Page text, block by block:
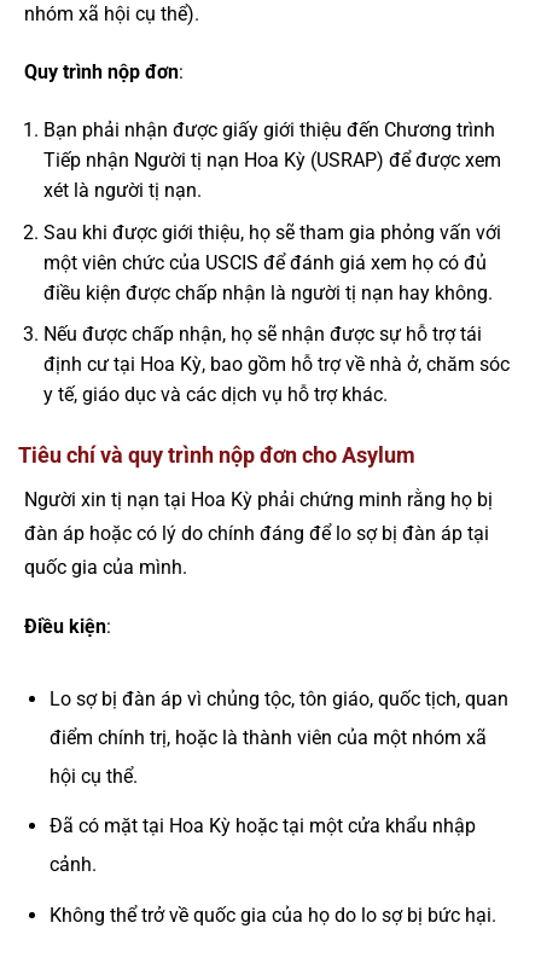
nhóm xã hội cụ thể).
Quy trình nộp đơn:
Bạn phải nhận được giấy giới thiệu đến Chương trình
Tiếp nhận Người tị nạn Hoa Kỳ (USRAP) để được xem
xét là người tị nạn.
Sau khi được giới thiệu, họ sẽ tham gia phỏng vấn với
một viên chức của USCIS để đánh giá xem họ có đủ
điều kiện được chấp nhận là người tị nạn hay không.
Nếu được chấp nhận, họ sẽ nhận được sự hỗ trợ tái
định cư tại Hoa Kỳ, bao gồm hỗ trợ về nhà ở, chăm sóc
y tế, giáo dục và các dịch vụ hỗ trợ khác.
Tiêu chí và quy trình nộp đơn cho Asylum
Người xin tị nạn tại Hoa Kỳ phải chứng minh rằng họ bị
đàn áp hoặc có lý do chính đáng để lo sợ bị đàn áp tại
quốc gia của mình.
Điều kiện:
Lo sợ bị đàn áp vì chủng tộc, tôn giáo, quốc tịch, quan
điểm chính trị, hoặc là thành viên của một nhóm xã
hội cụ thể.
Đã có mặt tại Hoa Kỳ hoặc tại một cửa khẩu nhập
cảnh.
Không thể trở về quốc gia của họ do lo sợ bị bức hại.